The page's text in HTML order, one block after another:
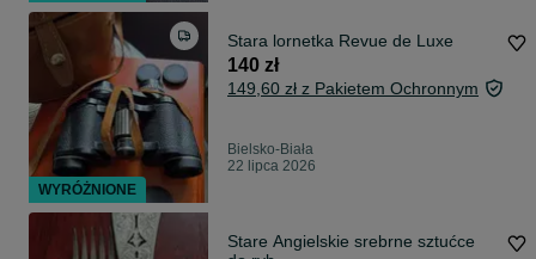
Stara lornetka Revue de Luxe
140 zł
149,60 zł z Pakietem Ochronnym
Bielsko-Biała
22 lipca 2026
Stare Angielskie srebrne sztućce
WYRÓŻNIONE